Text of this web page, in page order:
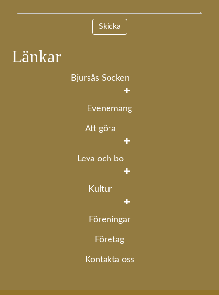
Länkar
Bjursås Socken
Evenemang
Att göra
Leva och bo
Kultur
Föreningar
Företag
Kontakta oss